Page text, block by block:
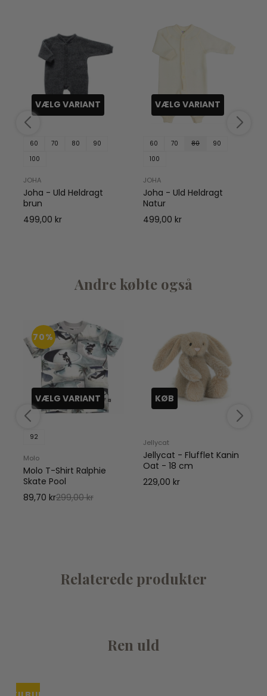
VÆLG VARIANT
60 70 80
90
100
JOHA
Joha - Uld Heldragt
brun
499,00 kr
VÆLG VARIANT
60 70 80
90
100
JOHA
Joha - Uld Heldragt
Natur
499,00 kr
Andre købte også
70%
VÆLG VARIANT
92
Molo
Molo T-Shirt Ralphie
Skate Pool
89,70 kr299,00 kr
KØB
Jellycat
Jellycat - Flufflet Kanin
Oat - 18 cm
229,00 kr
Relaterede produkter
Ren uld